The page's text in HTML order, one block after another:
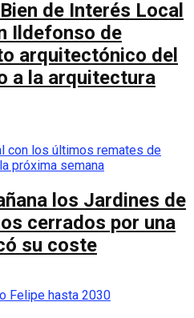
de Interés Local
Ildefonso de
arquitectónico del
a la arquitectura
los Jardines de
cerrados por una
su coste